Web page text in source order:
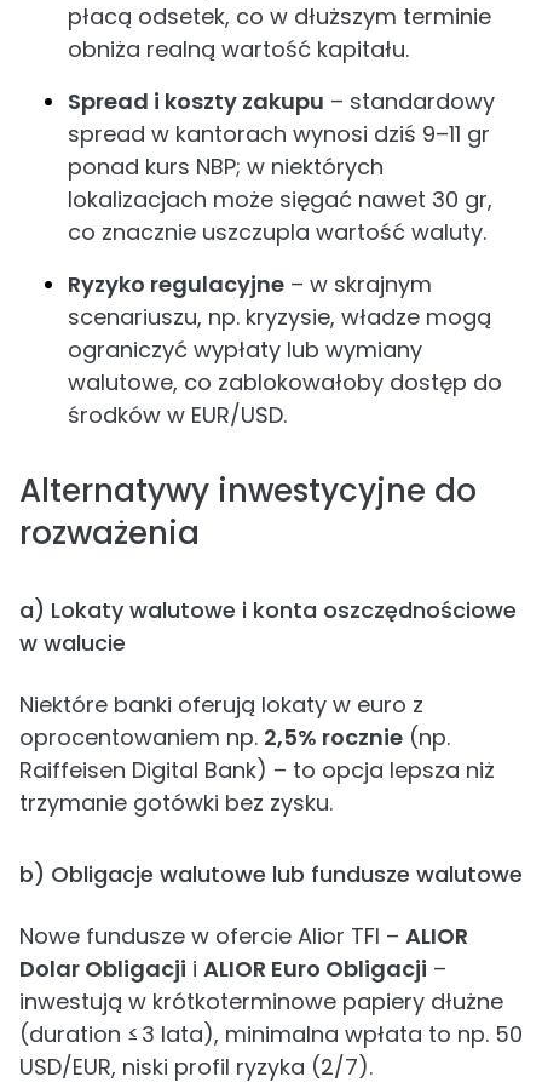
płacą odsetek, co w dłuższym terminie
obniża realną wartość kapitału.
Spread i koszty zakupu – standardowy
spread w kantorach wynosi dziś 9–11 gr
ponad kurs NBP; w niektórych
lokalizacjach może sięgać nawet 30 gr,
co znacznie uszczupla wartość waluty.
Ryzyko regulacyjne – w skrajnym
scenariuszu, np. kryzysie, władze mogą
ograniczyć wypłaty lub wymiany
walutowe, co zablokowałoby dostęp do
środków w EUR/USD.
Alternatywy inwestycyjne do
rozważenia
a) Lokaty walutowe i konta oszczędnościowe
w walucie
Niektóre banki oferują lokaty w euro z
oprocentowaniem np. 2,5% rocznie (np.
Raiffeisen Digital Bank) – to opcja lepsza niż
trzymanie gotówki bez zysku.
b) Obligacje walutowe lub fundusze walutowe
Nowe fundusze w ofercie Alior TFI – ALIOR
Dolar Obligacji i ALIOR Euro Obligacji –
inwestują w krótkoterminowe papiery dłużne
(duration ≤ 3 lata), minimalna wpłata to np. 50
USD/EUR, niski profil ryzyka (2/7).